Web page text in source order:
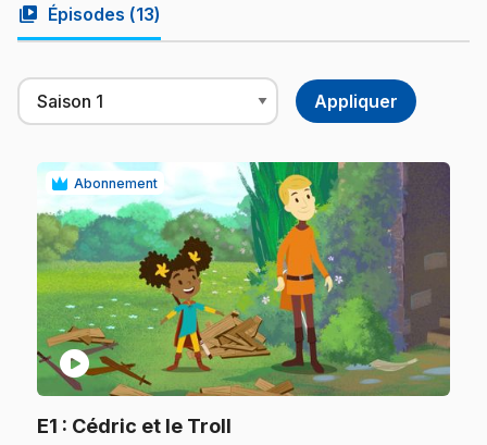
video_library Épisodes (13)
Abonnement
play_circle
E1 : Cédric et le Troll